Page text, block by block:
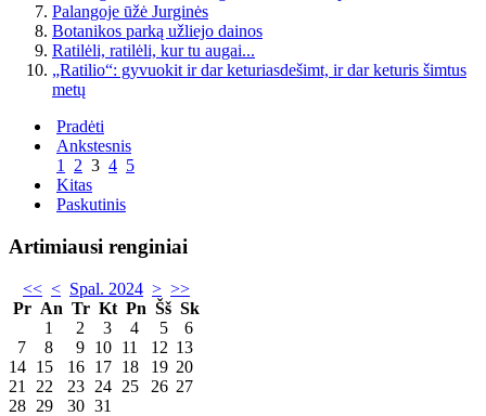
Palangoje ūžė Jurginės
Botanikos parką užliejo dainos
Ratilėli, ratilėli, kur tu augai...
„Ratilio“: gyvuokit ir dar keturiasdešimt, ir dar keturis šimtus
metų
Pradėti
Ankstesnis
1
2 3 4 5
Kitas
Paskutinis
Artimiausi renginiai
<< < Spal. 2024 > >>
Pr An Tr Kt Pn Šš Sk
1
2 3 4 5
6
7
8 9 10 11 12 13
14 15 16 17 18 19 20
21
22 23 24 25 26 27
28 29 30 31